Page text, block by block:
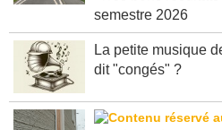
semestre 2026
La petite musique
dit "congés" ?